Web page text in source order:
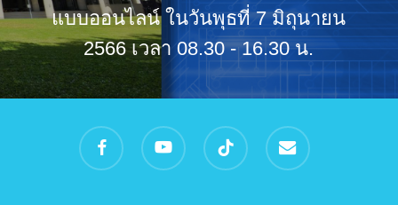
แบบออนไลน์ ในวันพุธที่ 7 มิถุนายน
2566 เวลา 08.30 - 16.30 น.
facebook youtube tiktok email